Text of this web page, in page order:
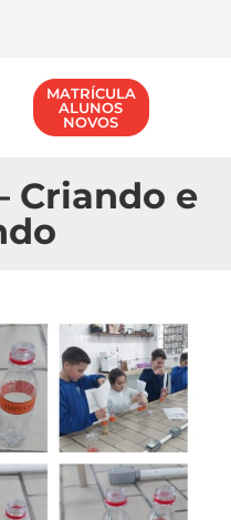
MATRÍCULA
ALUNOS
NOVOS
Criando e